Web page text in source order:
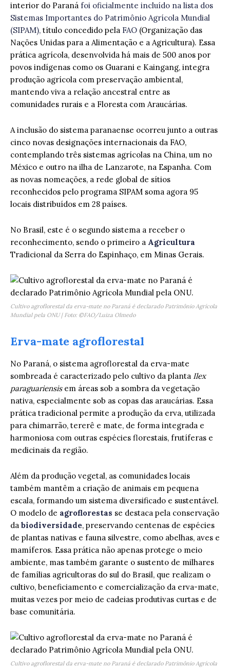
interior do Paraná foi oficialmente incluído na lista dos
Sistemas Importantes do Patrimônio Agrícola Mundial
(SIPAM), título concedido pela FAO (Organização das
Nações Unidas para a Alimentação e a Agricultura). Essa
prática agrícola, desenvolvida há mais de 500 anos por
povos indígenas como os Guarani e Kaingang, integra
produção agrícola com preservação ambiental,
mantendo viva a relação ancestral entre as
comunidades rurais e a Floresta com Araucárias.
A inclusão do sistema paranaense ocorreu junto a outras
cinco novas designações internacionais da FAO,
contemplando três sistemas agrícolas na China, um no
México e outro na ilha de Lanzarote, na Espanha. Com
as novas nomeações, a rede global de sítios
reconhecidos pelo programa SIPAM soma agora 95
locais distribuídos em 28 países.
No Brasil, este é o segundo sistema a receber o
reconhecimento, sendo o primeiro a Agricultura
Tradicional da Serra do Espinhaço, em Minas Gerais.
Cultivo agroflorestal da erva-mate no Paraná é declarado Patrimônio Agrícola
Mundial pela ONU | Foto: ©FAO/Luiza Olmedo
Erva-mate agroflorestal
No Paraná, o sistema agroflorestal da erva-mate
sombreada é caracterizado pelo cultivo da planta Ilex
paraguariensisem áreas sob a sombra da vegetação
nativa, especialmente sob as copas das araucárias. Essa
prática tradicional permite a produção da erva, utilizada
para chimarrão, tererê e mate, de forma integrada e
harmoniosa com outras espécies florestais, frutíferas e
medicinais da região.
Além da produção vegetal, as comunidades locais
também mantêm a criação de animais em pequena
escala, formando um sistema diversificado e sustentável.
O modelo de agroflorestas se destaca pela conservação
da biodiversidade, preservando centenas de espécies
de plantas nativas e fauna silvestre, como abelhas, aves e
mamíferos. Essa prática não apenas protege o meio
ambiente, mas também garante o sustento de milhares
de famílias agricultoras do sul do Brasil, que realizam o
cultivo, beneficiamento e comercialização da erva-mate,
muitas vezes por meio de cadeias produtivas curtas e de
base comunitária.
Cultivo agroflorestal da erva-mate no Paraná é declarado Patrimônio Agrícola